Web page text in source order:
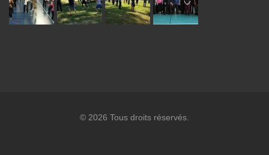
© 2026 Tous droits réservés.